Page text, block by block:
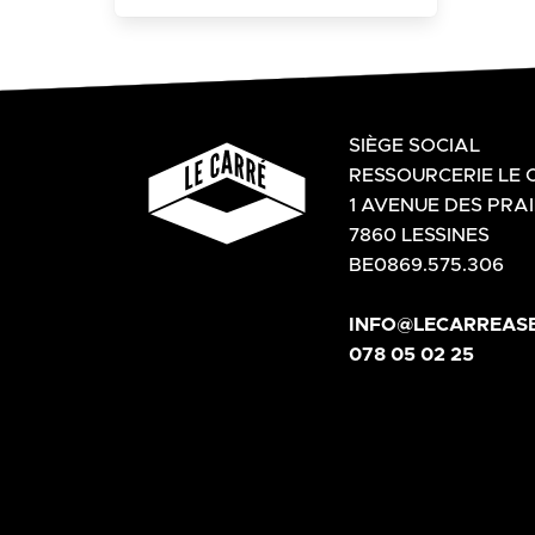
SIÈGE SOCIAL
RESSOURCERIE LE
1 AVENUE DES
7860 LESSINES
BE0869.575.306
078 05 02 25